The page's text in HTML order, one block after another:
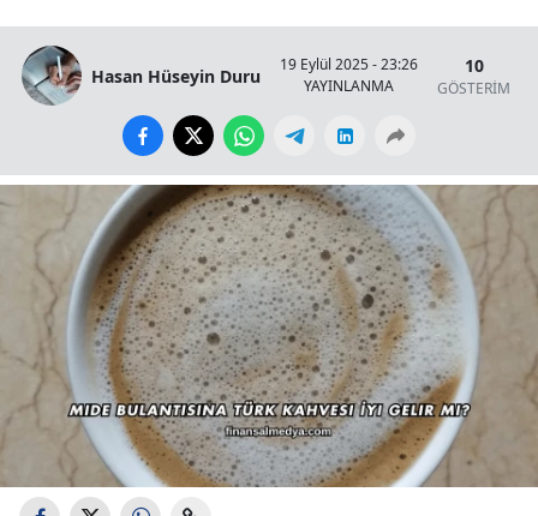
Hasan Hüseyin Duru
19 Eylül 2025 - 23:26
YAYINLANMA
10
GÖSTERİM